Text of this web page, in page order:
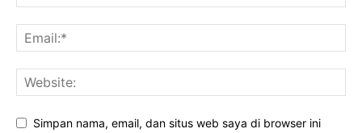
Simpan nama, email, dan situs web saya di browser ini